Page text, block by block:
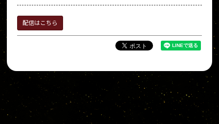
配信はこちら